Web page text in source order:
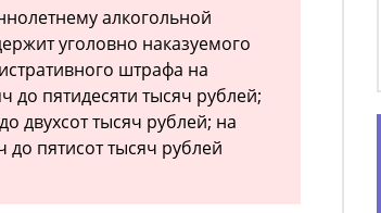
алкогольной
уголовно наказуемого
штрафа на
до пятидесяти тысяч рублей;
двухсот тысяч рублей; на
пятисот тысяч рублей